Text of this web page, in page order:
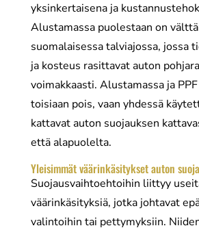
yksinkertaisena ja
Alustamassa puolestaan on
suomalaisessa talviajossa, jossa
ja kosteus rasittavat auton
voimakkaasti. Alustamassa ja
toisiaan pois, vaan yhdessä
kattavat auton suojauksen
että alapuolelta.
Yleisimmät väärinkäsitykset auton
Suojausvaihtoehtoihin liittyy
väärinkäsityksiä, jotka johtavat
valintoihin tai pettymyksiin.